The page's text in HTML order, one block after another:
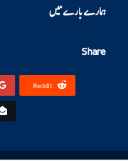
ہمارے بارے میں
Share
ReddIt